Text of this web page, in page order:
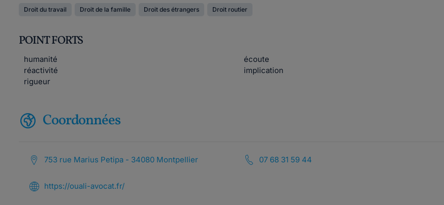
Droit du travail Droit de la famille Droit des étrangers Droit routier
POINT FORTS
humanité
écoute
réactivité
implication
rigueur
Coordonnées
753 rue Marius Petipa - 34080 Montpellier 07 68 31 59 44
https://ouali-avocat.fr/